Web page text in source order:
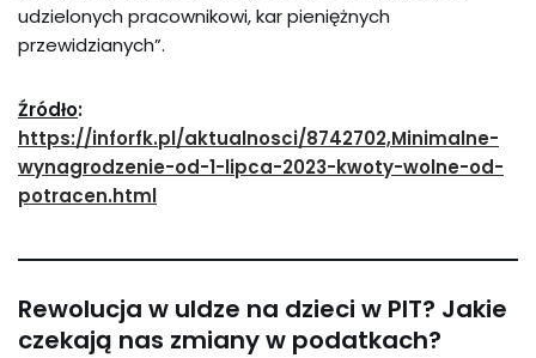
udzielonych pracownikowi, kar pieniężnych
przewidzianych”.
Źródło:
https://inforfk.pl/aktualnosci/8742702,Minimalne-
wynagrodzenie-od-1-lipca-2023-kwoty-wolne-od-
potracen.html
Rewolucja w uldze na dzieci w PIT? Jakie
czekają nas zmiany w podatkach?